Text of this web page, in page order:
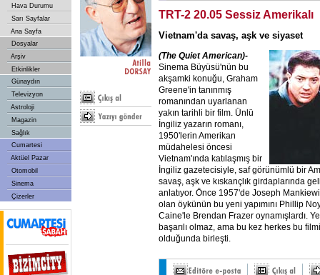
Hava Durumu
Sarı Sayfalar
Ana Sayfa
Dosyalar
Arşiv
Etkinlikler
Günaydın
Televizyon
Astroloji
Magazin
Sağlık
Cumartesi
Aktüel Pazar
Otomobil
Sinema
Çizerler
TRT-2 20.05 Sessiz Amerikalı
Vietnam'da savaş, aşk ve siyaset
(The Quiet American)-
Sinema Büyüsü'nün bu
akşamki konuğu, Graham
Greene'in tanınmış
romanından uyarlanan
yakın tarihli bir film. Ünlü
İngiliz yazarın romanı,
1950'lerin Amerikan
müdahelesi öncesi
Vietnam'ında katılaşmış bir
İngiliz gazetecisiyle, saf görünümlü bir
savaş, aşk ve kıskançlık girdaplarında
anlatıyor. Önce 1957'de Joseph
olan öykünün bu yeni yapımını Phillip
Caine'le Brendan Frazer oynamışlardı.
başarılı olmaz, ama bu kez herkes bu
olduğunda birleşti.